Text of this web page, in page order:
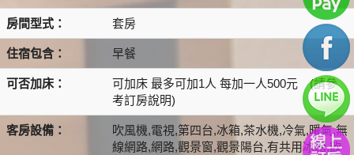
房間型式： 套房
住宿包含： 早餐
可否加床：
可加床 最多可加1人 每加一人500元 (請參
考訂房說明)
客房設備：
吹風機,電視,第四台,冰箱,茶水機,冷氣,暖氣,無
線網路,網路,觀景窗,觀景陽台,有共用冰箱,飲